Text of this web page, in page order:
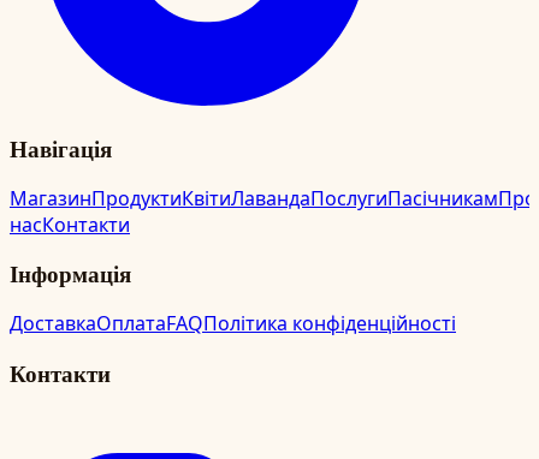
Навігація
МагазинПродуктиКвітиЛавандаПослугиПасічникамПро
насКонтакти
Інформація
ДоставкаОплатаFAQПолітика конфіденційності
Контакти